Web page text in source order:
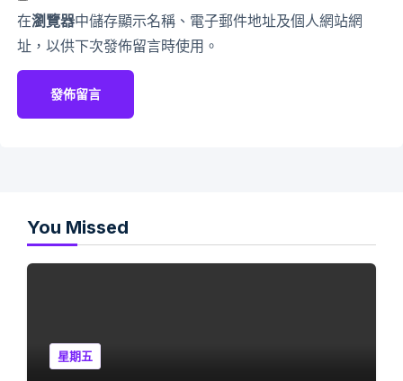
在瀏覽器中儲存顯示名稱、電子郵件地址及個人網站網
址，以供下次發佈留言時使用。
You Missed
星期五